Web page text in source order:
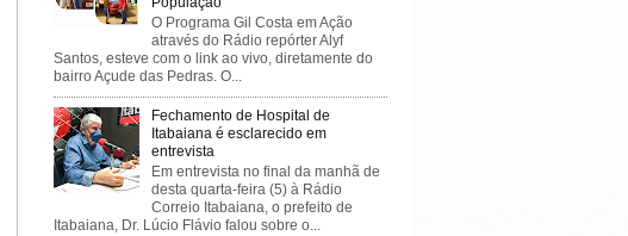
O Programa Gil Costa em Ação
através do Rádio repórter Alyf
Santos, esteve com o link ao vivo, diretamente do
bairro Açude das Pedras. O...
Fechamento de Hospital de
Itabaiana é esclarecido em
entrevista
Em entrevista no final da manhã de
desta quarta-feira (5) à Rádio
Correio Itabaiana, o prefeito de
Itabaiana, Dr. Lúcio Flávio falou sobre o...